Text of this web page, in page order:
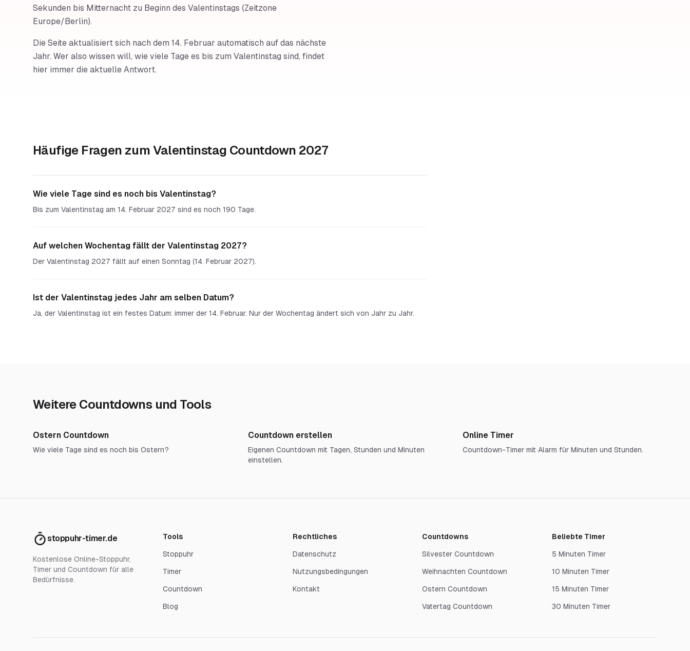
Sekunden bis Mitternacht zu Beginn des Valentinstags (Zeitzone
Europe/Berlin).
Die Seite aktualisiert sich nach dem 14. Februar automatisch auf das nächste
Jahr. Wer also wissen will, wie viele Tage es bis zum Valentinstag sind, findet
hier immer die aktuelle Antwort.
Häufige Fragen zum Valentinstag Countdown 2027
Wie viele Tage sind es noch bis Valentinstag?
Bis zum Valentinstag am 14. Februar 2027 sind es noch 190 Tage.
Auf welchen Wochentag fällt der Valentinstag 2027?
Der Valentinstag 2027 fällt auf einen Sonntag (14. Februar 2027).
Ist der Valentinstag jedes Jahr am selben Datum?
Ja, der Valentinstag ist ein festes Datum: immer der 14. Februar. Nur der Wochentag ändert sich von Jahr zu Jahr.
Weitere Countdowns und Tools
Ostern Countdown
Wie viele Tage sind es noch bis Ostern?
Countdown erstellen
Eigenen Countdown mit Tagen, Stunden und Minuten
einstellen.
Online Timer
Countdown-Timer mit Alarm für Minuten und Stunden.
stoppuhr-timer.de
Kostenlose Online-Stoppuhr,
Timer und Countdown für alle
Bedürfnisse.
Tools
Stoppuhr
Timer
Countdown
Blog
Rechtliches
Datenschutz
Nutzungsbedingungen
Kontakt
Countdowns
Silvester Countdown
Weihnachten Countdown
Ostern Countdown
Vatertag Countdown
Beliebte Timer
5 Minuten Timer
10 Minuten Timer
15 Minuten Timer
30 Minuten Timer